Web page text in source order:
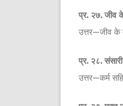
प्र. २७.जीव
उत्तर—जीव के
प्र. २८.संसारी
उत्तर—कर्म